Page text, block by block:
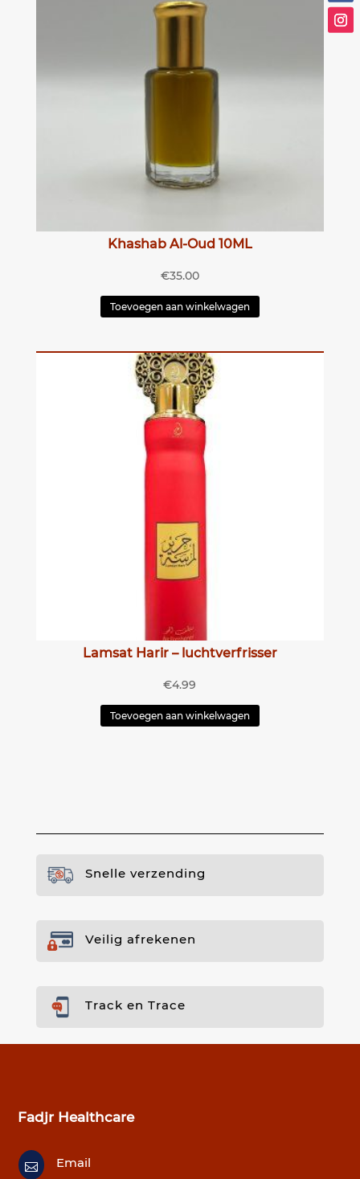
Khashab Al-Oud 10ML
€35.00
Toevoegen aan winkelwagen
Lamsat Harir – luchtverfrisser
€4.99
Toevoegen aan winkelwagen
Snelle verzending
Veilig afrekenen
Track en Trace
Fadjr Healthcare
 Email